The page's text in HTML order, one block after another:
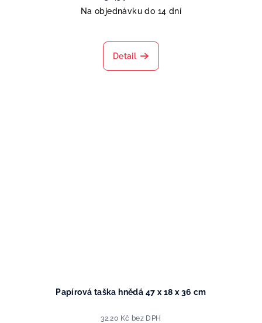
Na objednávku do 14 dní
Detail
Papírová taška hnědá 47 x 18 x 36 cm
32,20 Kč bez DPH